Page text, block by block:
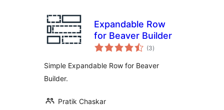
Expandable Row
for Beaver Builder
(3totale
bedømmelser
)
Simple Expandable Row for Beaver
Builder.
Pratik Chaskar